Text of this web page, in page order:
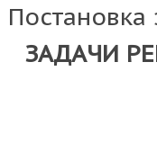
Постановка
ЗАДАЧИ